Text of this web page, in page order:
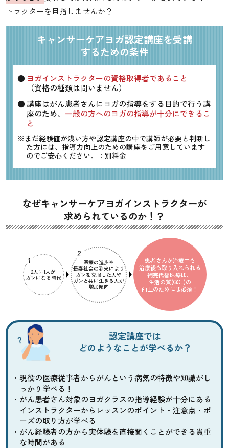
トラクターを目指しませんか？
キャンサーケアヨガ認定講座を受講
するための条件
ヨガインストラクターの資格取得者であること
（資格の種類は問いません）
講座はがん患者さんにヨガの指導をする目的で行う講
座のため、 一般の方へのヨガの指導が十分にできるこ
と
※まだ経験値が浅い方や認定講座の中で講師が必要と判断し
た方には、指導力向上のための講座をご用意しています
のでご安心ください。：別料金
なぜキャンサーケアヨガインストラクターが
求められているのか！？
2人に1人が
ガンになる時代
医療の進歩や
長寿社会の到来により
ガンを克服した人や
ガンと共に生きる人が
増加傾向
患者さんが治療中も
治療後も取り入れられる
補完代替医療は、
生活の質(QOL)の
向上のためには必須！
認定講座では
どのようなことが学べるか？
現役の医療従事者からがんという病気の特徴や知識がし
っかり学べる！
がん患者さん対象のヨガクラスの指導経験が十分にある
インストラクターからレッスンのポイント・注意点・ポ
ーズの取り方が学べる
がん経験者の方から実体験を直接聞くことができる貴重
な時間がある